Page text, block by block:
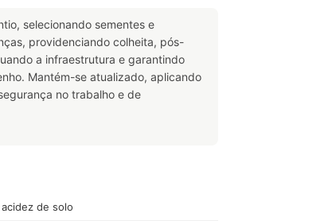
selecionando sementes e
providenciando colheita, pós-
a infraestrutura e garantindo
Mantém-se atualizado, aplicando
no trabalho e de
de solo